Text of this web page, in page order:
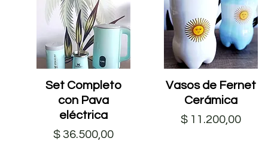
Vista rápida
Set Completo
con Pava
eléctrica
Precio
$ 36.500,00
Vista rápida
Vasos de Fernet
Cerámica
Precio
$ 11.200,00